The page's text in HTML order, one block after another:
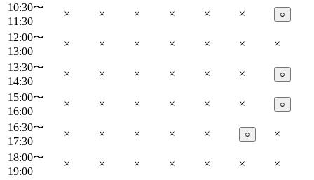
10:30〜
11:30
× × × × × × ○
12:00〜
13:00
× × × × × ×
×
13:30〜
14:30
× × × × × × ○
15:00〜
16:00
× × × × × × ○
16:30〜
17:30
× × × × × ○
×
18:00〜
19:00
× × × × × ×
×